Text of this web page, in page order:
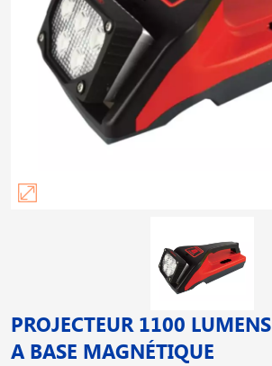
PROJECTEUR 1100 LUMENS
A BASE MAGNÉTIQUE